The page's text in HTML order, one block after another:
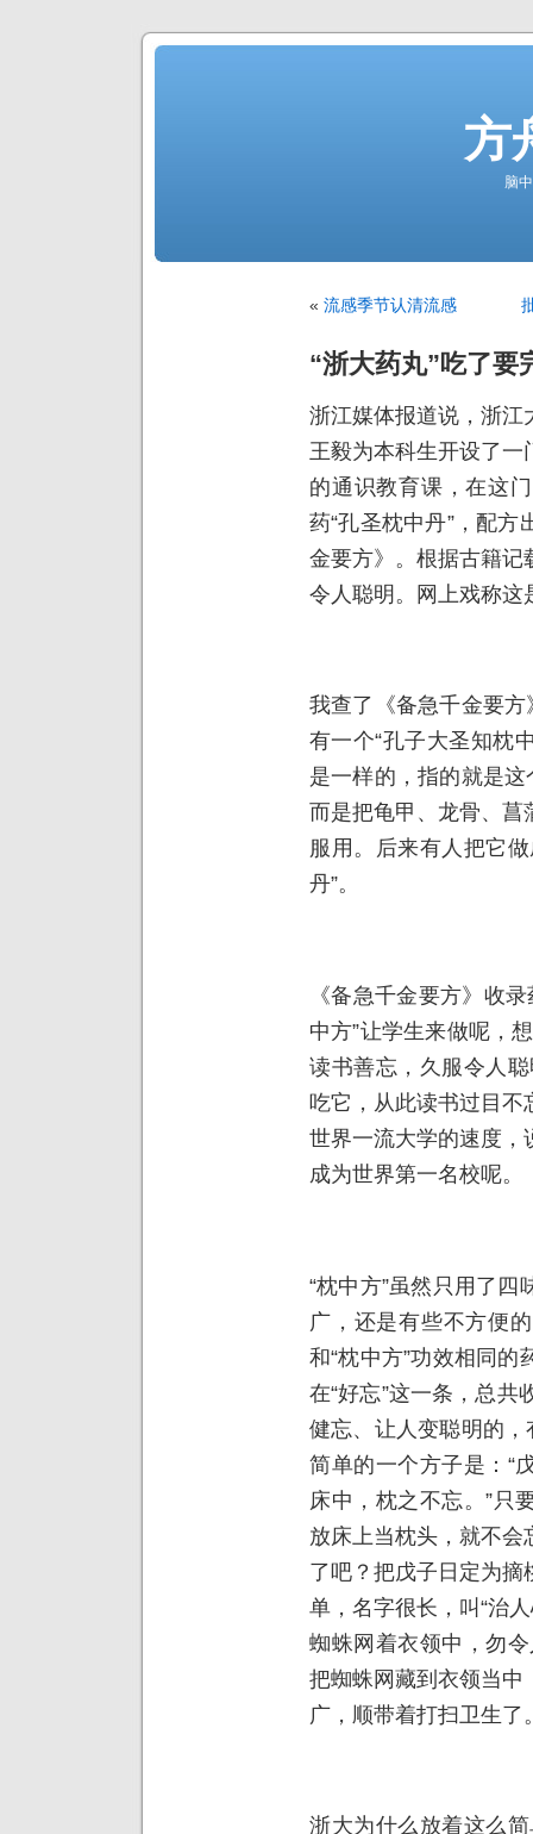
方
脑
« 流感季节认清流感
“浙大药丸”吃了要
浙江媒体报道说，浙江
王毅为本科生开设了
的通识教育课，在这
药“孔圣枕中丹”，配
金要方》。根据古籍记
令人聪明。网上戏称这
我查了《备急千金要方
有一个“孔子大圣知枕
是一样的，指的就是这
而是把龟甲、龙骨、菖
服用。后来有人把它
丹”。
《备急千金要方》收
中方”让学生来做呢，
读书善忘，久服令人
吃它，从此读书过目不
世界一流大学的速度，
成为世界第一名校呢。
“枕中方”虽然只用了
广，还是有些不方便
和“枕中方”功效相同
在“好忘”这一条，总
健忘、让人变聪明的，
简单的一个方子是：“
床中，枕之不忘。”只
放床上当枕头，就不
了吧？把戊子日定为
单，名字很长，叫“治
蜘蛛网着衣领中，勿
把蜘蛛网藏到衣领当中
广，顺带着打扫卫生了
浙大为什么放着这么